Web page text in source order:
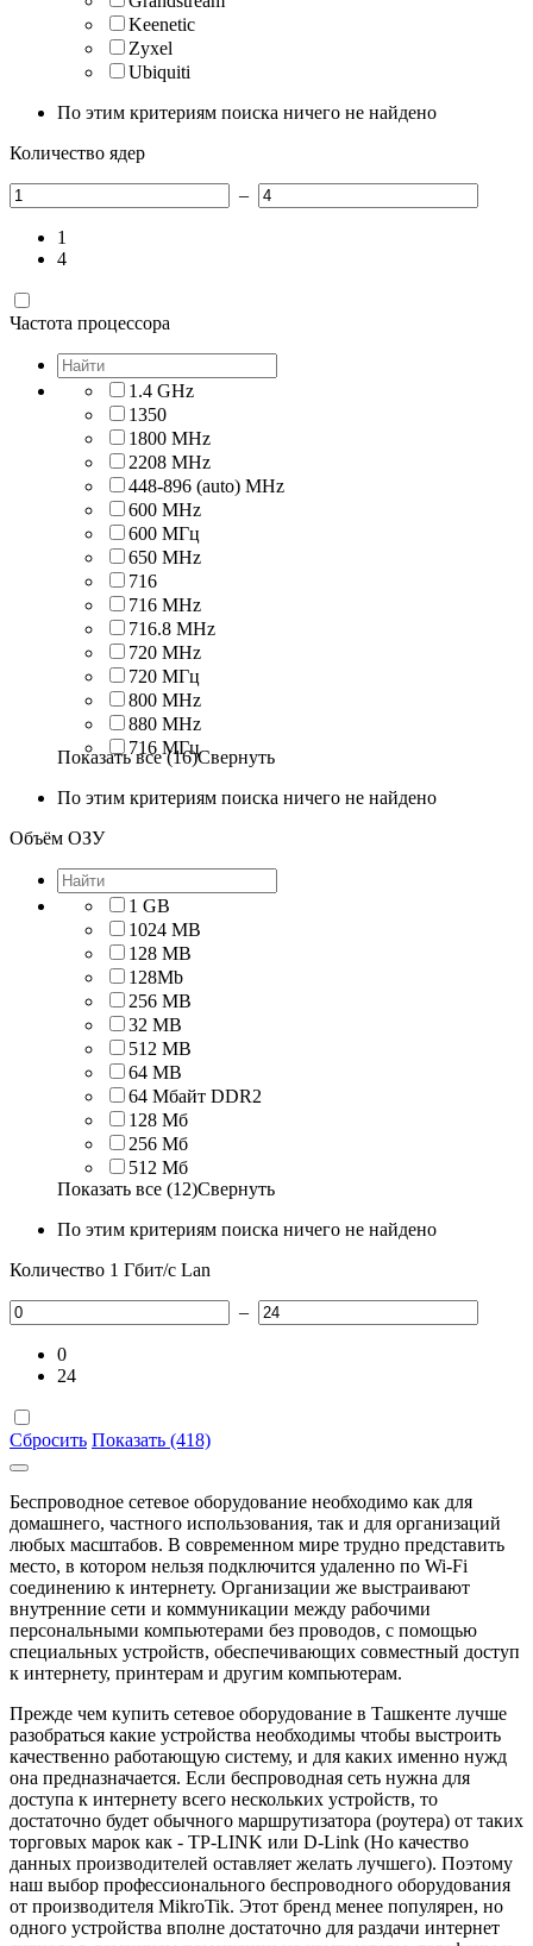
Keenetic
Zyxel
Ubiquiti
По этим критериям поиска ничего не найдено
Количество ядер
–
1
4
Частота процессора
1.4 GHz
1350
1800 MHz
2208 MHz
448-896 (auto) MHz
600 MHz
600 МГц
650 MHz
716
716 MHz
716.8 MHz
720 MHz
720 МГц
800 MHz
880 MHz
716 МГц
Показать все (16)Свернуть
По этим критериям поиска ничего не найдено
Объём ОЗУ
1 GB
1024 MB
128 MB
128Mb
256 MB
32 MB
512 MB
64 MB
64 Мбайт DDR2
128 Мб
256 Мб
512 Мб
Показать все (12)Свернуть
По этим критериям поиска ничего не найдено
Количество 1 Гбит/c Lan
–
0
24
Сбросить Показать (418)
Беспроводное сетевое оборудование необходимо как для
домашнего, частного использования, так и для организаций
любых масштабов. В современном мире трудно представить
место, в котором нельзя подключится удаленно по Wi-Fi
соединению к интернету. Организации же выстраивают
внутренние сети и коммуникации между рабочими
персональными компьютерами без проводов, с помощью
специальных устройств, обеспечивающих совместный доступ
к интернету, принтерам и другим компьютерам.
Прежде чем купить сетевое оборудование в Ташкенте лучше
разобраться какие устройства необходимы чтобы выстроить
качественно работающую систему, и для каких именно нужд
она предназначается. Если беспроводная сеть нужна для
доступа к интернету всего нескольких устройств, то
достаточно будет обычного маршрутизатора (роутера) от таких
торговых марок как - TP-LINK или D-Link (Но качество
данных производителей оставляет желать лучшего). Поэтому
наш выбор профессионального беспроводного оборудования
от производителя MikroTik. Этот бренд менее популярен, но
одного устройства вполне достаточно для раздачи интернет